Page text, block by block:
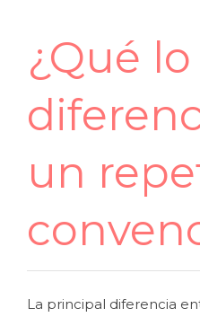
¿Qué lo
un
La principal diferencia